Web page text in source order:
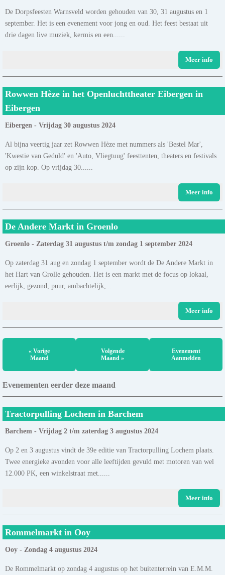
De Dorpsfeesten Warnsveld worden gehouden van 30, 31 augustus en 1
september. Het is een evenement voor jong en oud. Het feest bestaat uit
drie dagen live muziek, kermis en een......
Meer info
Rowwen Hèze in het Openluchttheater Eibergen in
Eibergen
Eibergen - Vrijdag 30 augustus 2024
Al bijna veertig jaar zet Rowwen Hèze met nummers als 'Bestel Mar',
'Kwestie van Geduld' en 'Auto, Vliegtuug' feesttenten, theaters en festivals
op zijn kop. Op vrijdag 30......
Meer info
De Andere Markt in Groenlo
Groenlo - Zaterdag 31 augustus t/m zondag 1 september 2024
Op zaterdag 31 aug en zondag 1 september wordt de De Andere Markt in
het Hart van Grolle gehouden. Het is een markt met de focus op lokaal,
eerlijk, gezond, puur, ambachtelijk,......
Meer info
« Vorige
Maand
Volgende
Maand »
Evenement
Aanmelden
Evenementen eerder deze maand
Tractorpulling Lochem in Barchem
Barchem - Vrijdag 2 t/m zaterdag 3 augustus 2024
Op 2 en 3 augustus vindt de 39e editie van Tractorpulling Lochem plaats.
Twee energieke avonden voor alle leeftijden gevuld met motoren van wel
12.000 PK, een winkelstraat met......
Meer info
Rommelmarkt in Ooy
Ooy - Zondag 4 augustus 2024
De Rommelmarkt op zondag 4 augustus op het buitenterrein van E.M.M.